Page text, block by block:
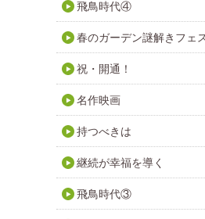
飛鳥時代④
春のガーデン謎解きフェ
祝・開通！
名作映画
持つべきは
継続が幸福を導く
飛鳥時代③